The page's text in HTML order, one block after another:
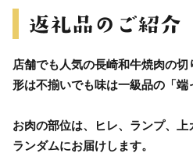
店舗でも人気の長崎和牛焼肉の切
形は不揃いでも味は一級品の「端
お肉の部位は、ヒレ、ランプ、
ランダムにお届けします。